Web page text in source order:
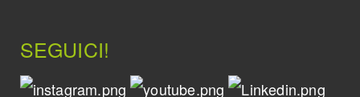
SEGUICI!